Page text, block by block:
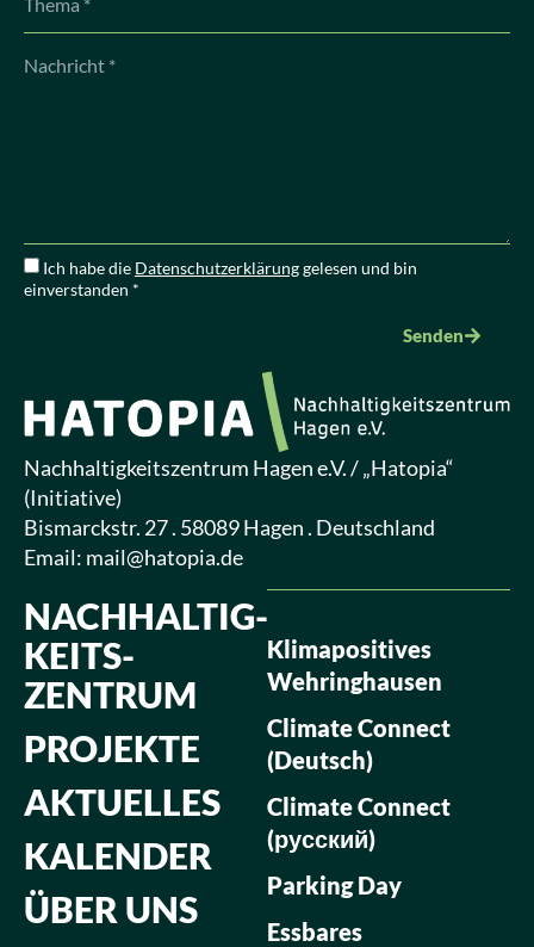
Ich habe die Datenschutzerklärunggelesen und bin
einverstanden *
Senden
Nachhaltigkeitszentrum Hagen e.V. / „Hatopia“
(Initiative)
Bismarckstr. 27 . 58089 Hagen . Deutschland
Email: mail@hatopia.de
NACHHALTIG­
KEITS­
ZENTRUM
PROJEKTE
AKTUELLES
KALENDER
ÜBER UNS
Klimapositives
Wehringhausen
Climate Connect
(Deutsch)
Climate Connect
(русский)
Parking Day
Essbares